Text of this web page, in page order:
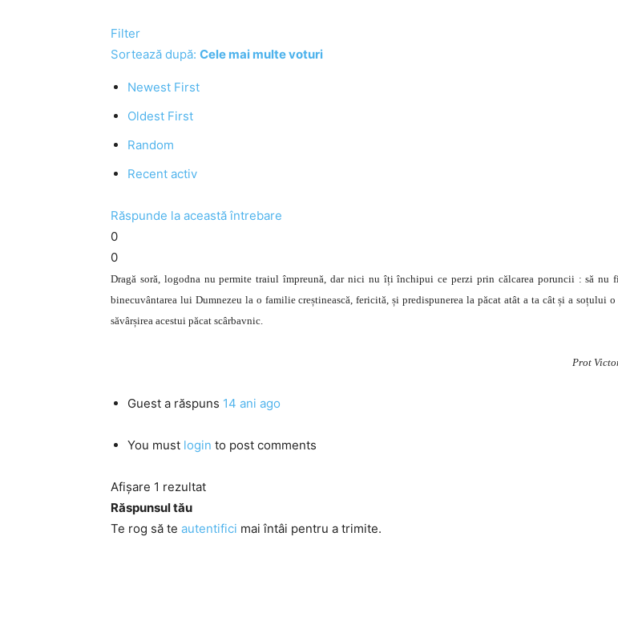
Filter
Sortează după: Cele mai multe voturi
Newest First
Oldest First
Random
Recent activ
Răspunde la această întrebare
0
0
Dragă soră, logodna nu permite traiul împreună, dar nici nu îți închipui ce perzi prin călcarea poruncii : să nu
binecuvântarea lui Dumnezeu la o familie creștinească, fericită, și predispunerea la păcat atât a ta cât și a soțului
săvârșirea acestui păcat scârbavnic.
Prot
Guest a răspuns 14 ani ago
You must login to post comments
Afișare 1 rezultat
Răspunsul tău
Te rog să te autentifici mai întâi pentru a trimite.